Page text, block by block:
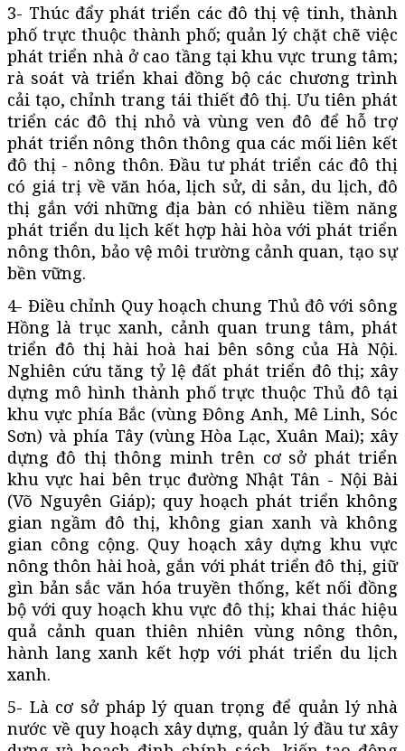
3- Thúc đẩy phát triển các đô thị vệ tinh, thành
phố trực thuộc thành phố; quản lý chặt chẽ việc
phát triển nhà ở cao tầng tại khu vực trung tâm;
rà soát và triển khai đồng bộ các chương trình
cải tạo, chỉnh trang tái thiết đô thị. Ưu tiên phát
triển các đô thị nhỏ và vùng ven đô để hỗ trợ
phát triển nông thôn thông qua các mối liên kết
đô thị - nông thôn. Đầu tư phát triển các đô thị
có giá trị về văn hóa, lịch sử, di sản, du lịch, đô
thị gắn với những địa bàn có nhiều tiềm năng
phát triển du lịch kết hợp hài hòa với phát triển
nông thôn, bảo vệ môi trường cảnh quan, tạo sự
bền vững.
4- Điều chỉnh Quy hoạch chung Thủ đô với sông
Hồng là trục xanh, cảnh quan trung tâm, phát
triển đô thị hài hoà hai bên sông của Hà Nội.
Nghiên cứu tăng tỷ lệ đất phát triển đô thị; xây
dựng mô hình thành phố trực thuộc Thủ đô tại
khu vực phía Bắc (vùng Đông Anh, Mê Linh, Sóc
Sơn) và phía Tây (vùng Hòa Lạc, Xuân Mai); xây
dựng đô thị thông minh trên cơ sở phát triển
khu vực hai bên trục đường Nhật Tân - Nội Bài
(Võ Nguyên Giáp); quy hoạch phát triển không
gian ngầm đô thị, không gian xanh và không
gian công cộng. Quy hoạch xây dựng khu vực
nông thôn hài hoà, gắn với phát triển đô thị, giữ
gìn bản sắc văn hóa truyền thống, kết nối đồng
bộ với quy hoạch khu vực đô thị; khai thác hiệu
quả cảnh quan thiên nhiên vùng nông thôn,
hành lang xanh kết hợp với phát triển du lịch
xanh.
5- Là cơ sở pháp lý quan trọng để quản lý nhà
nước về quy hoạch xây dựng, quản lý đầu tư xây